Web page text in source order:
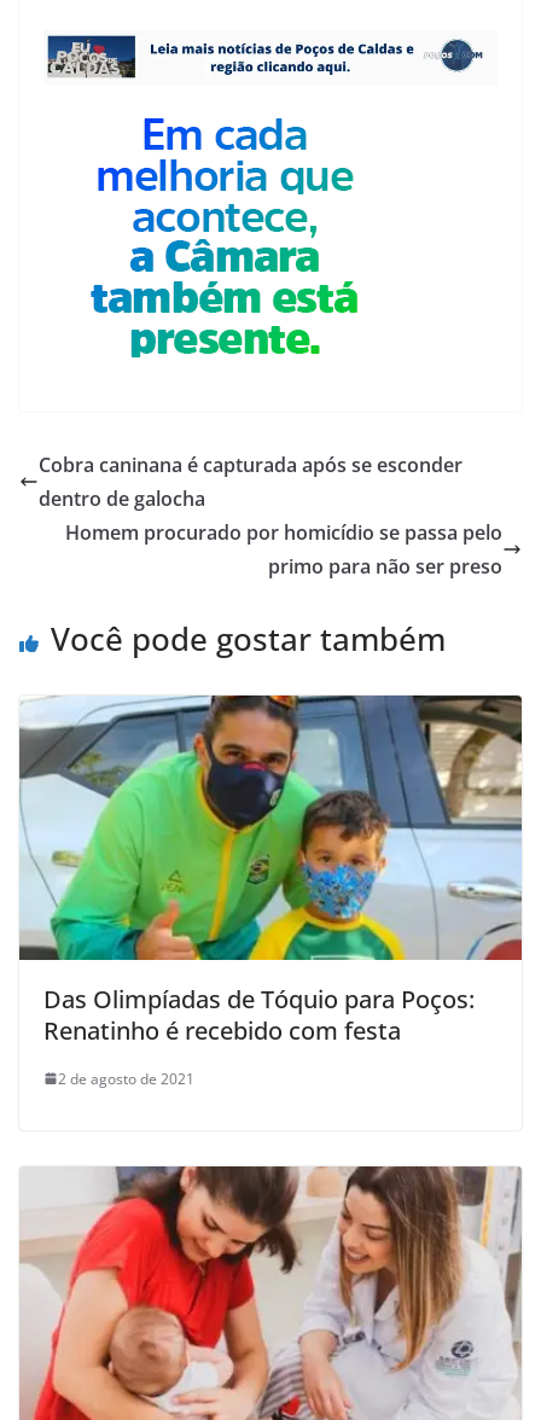
Cobra caninana é capturada após se esconder
dentro de galocha
Homem procurado por homicídio se passa pelo
primo para não ser preso
Você pode gostar também
Das Olimpíadas de Tóquio para Poços:
Renatinho é recebido com festa
2 de agosto de 2021